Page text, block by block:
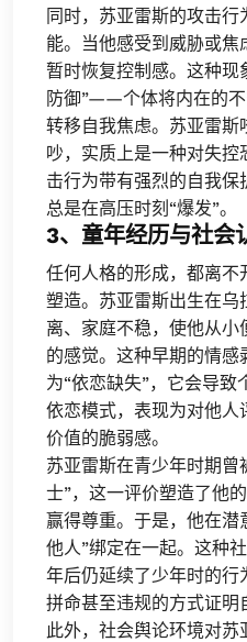
同时，苏亚雷斯的攻击行
能。当他感受到威胁或
暂时恢复控制感。这种现
防御”——个体将内在的
转移自我焦虑。苏亚雷
吵，实质上是一种对失
击行为带有强烈的自我
总是在高压时刻“爆发”。
3、童年经历与社会
任何人格的形成，都离不
塑造。苏亚雷斯出生在乌
离、家庭不稳，使他从
的感觉。这种早期的情
为“依恋缺失”，它会导
依恋模式，表现为对他
价值的脆弱感。
苏亚雷斯在青少年时期曾
士”，这一评价塑造了他
赢得尊重。于是，他在潜
他人”绑定在一起。这种
年后仍延续了少年时的
拼命甚至违规的方式证明
此外，社会舆论环境对苏